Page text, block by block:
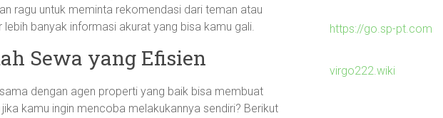
ragu untuk meminta rekomendasi dari teman atau
banyak informasi akurat yang bisa kamu gali.
Sewa yang Efisien
dengan agen properti yang baik bisa membuat
kamu ingin mencoba melakukannya sendiri? Berikut
https://go.sp-pt.com
virgo222.wiki